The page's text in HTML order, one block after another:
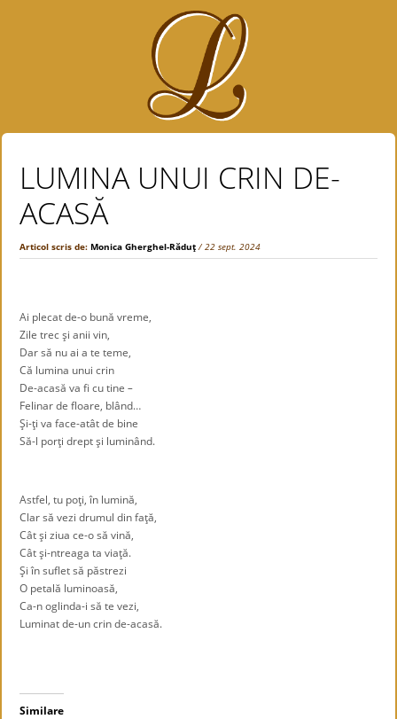
LUMINA UNUI CRIN DE-
ACASĂ
Articol scris de:Monica Gherghel-Răduţ / 22 sept. 2024
Ai plecat de-o bună vreme,
Zile trec şi anii vin,
Dar să nu ai a te teme,
Că lumina unui crin
De-acasă va fi cu tine–
Felinar de floare, blând…
Şi-ţi va face-atât de bine
Să-l porţi drept şi luminând.
Astfel, tu poţi, în lumină,
Clar să vezi drumul din faţă,
Cât şi ziua ce-o să vină,
Cât şi-ntreaga ta viaţă.
Şi în suflet să păstrezi
O petală luminoasă,
Ca-n oglinda-i să te vezi,
Luminat de-un crin de-acasă.
Similare